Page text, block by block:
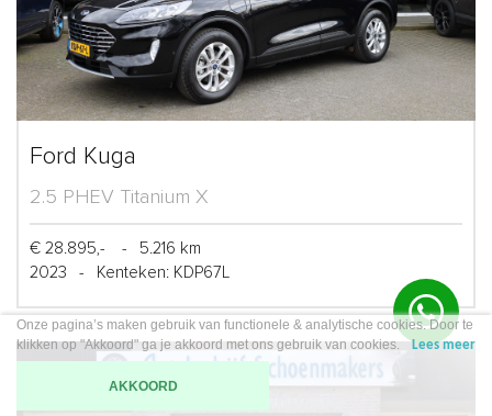
Ford Kuga
2.5 PHEV Titanium X
€ 28.895,- -
5.216 km
2023
- Kenteken: KDP67L
Onze pagina’s maken gebruik van functionele & analytische cookies. Door te
klikken op "Akkoord" ga je akkoord met ons gebruik van cookies.
Lees meer
AKKOORD